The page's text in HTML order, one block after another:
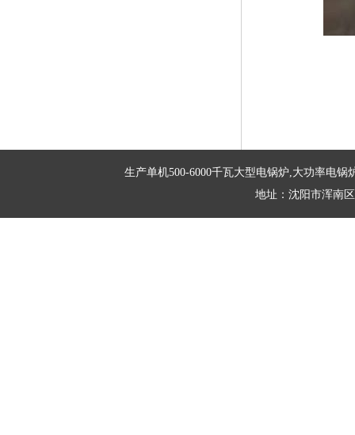
生产单机500-6000千瓦大型电锅炉,大功率电
地址：沈阳市浑南